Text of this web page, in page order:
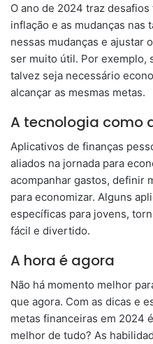
O ano de 2024 traz
inflação e as mudanças nas
nessas mudanças e ajustar
ser muito útil. Por exemplo,
talvez seja necessário
alcançar as mesmas metas.
A tecnologia como
Aplicativos de finanças
aliados na jornada para
acompanhar gastos, definir
para economizar. Alguns
específicas para jovens,
fácil e divertido.
A hora é agora
Não há momento melhor
que agora. Com as dicas e
metas financeiras em 2024
melhor de tudo? As